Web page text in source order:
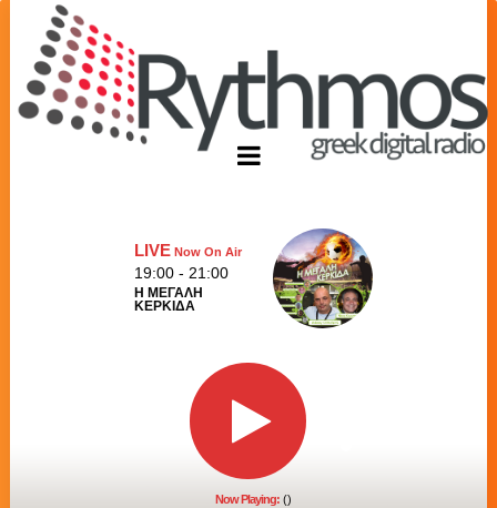
LIVENow On Air
19:00 - 21:00
Η ΜΕΓΑΛΗ
ΚΕΡΚΙΔΑ
Now Playing:()